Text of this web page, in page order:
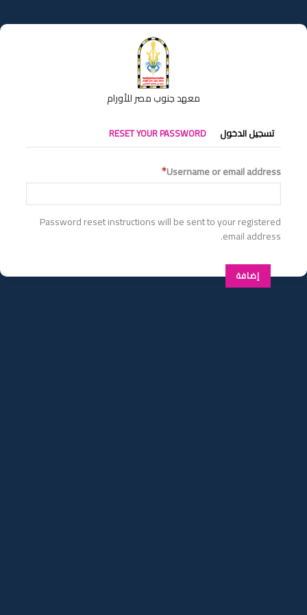
إلى
المحتوى
معهد جنوب مصر للأورام
التبويبات
الأساسية
تسجيل الدخول RESET YOUR PASSWORD
Username or email address
Password reset instructions will be sent to your registered
email address.